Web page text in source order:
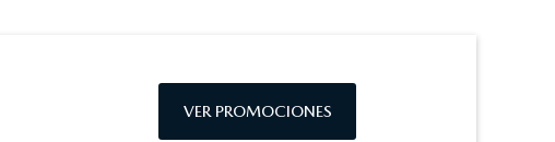
VER PROMOCIONES